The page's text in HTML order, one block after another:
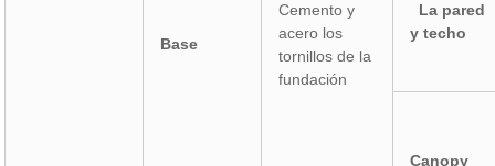
Base
Cemento y
acero los
tornillos de la
fundación
La pared
y techo
Canopy